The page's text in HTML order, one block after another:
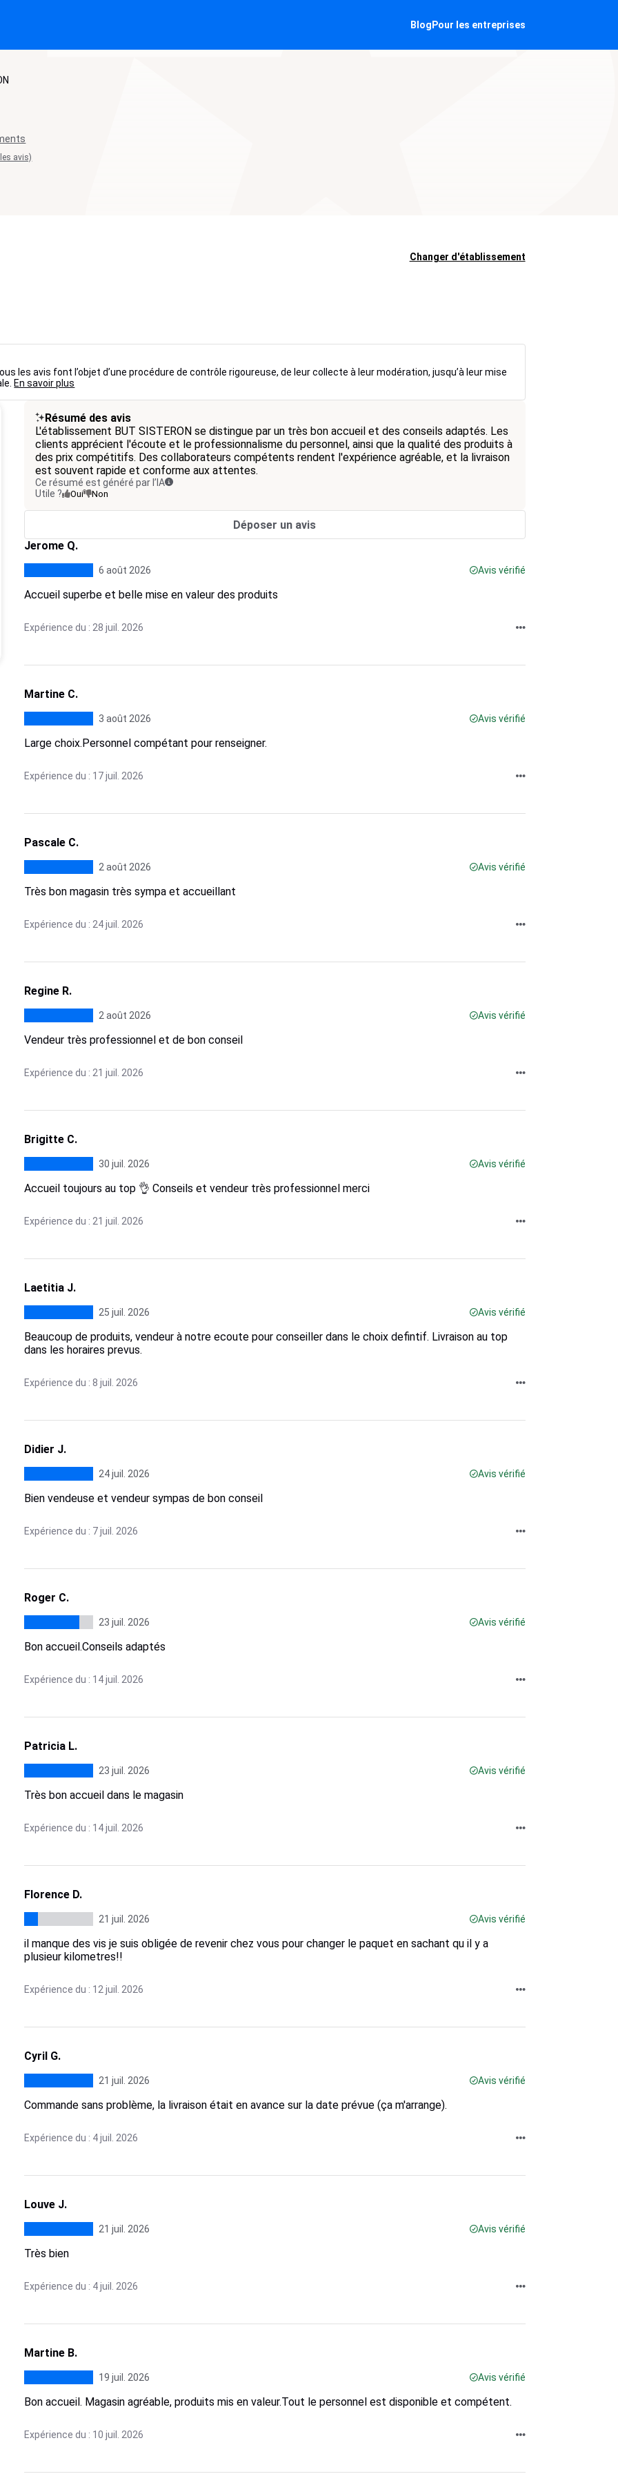
Blog Pour les entreprises
avis)
Changer d'établissement
les avis font l’objet d’une procédure de contrôle rigoureuse, de leur collecte à leur modération, jusqu’à leur mise
En savoir plus
Résumé des avis
L'établissement BUT SISTERON se distingue par un très bon accueil et des conseils adaptés. Les
clients apprécient l'écoute et le professionnalisme du personnel, ainsi que la qualité des produits à
des prix compétitifs. Des collaborateurs compétents rendent l'expérience agréable, et la livraison
est souvent rapide et conforme aux attentes.
Ce résumé est généré par l’IA
Utile ?
Oui Non
Déposer un avis
Jerome Q.
6 août 2026 Avis vérifié
Accueil superbe et belle mise en valeur des produits
Expérience du : 28 juil. 2026
Martine C.
3 août 2026 Avis vérifié
Large choix.Personnel compétant pour renseigner.
Expérience du : 17 juil. 2026
Pascale C.
2 août 2026 Avis vérifié
Très bon magasin très sympa et accueillant
Expérience du : 24 juil. 2026
Regine R.
2 août 2026 Avis vérifié
Vendeur très professionnel et de bon conseil
Expérience du : 21 juil. 2026
Brigitte C.
30 juil. 2026 Avis vérifié
Accueil toujours au top 👌 Conseils et vendeur très professionnel merci
Expérience du : 21 juil. 2026
Laetitia J.
25 juil. 2026 Avis vérifié
Beaucoup de produits, vendeur à notre ecoute pour conseiller dans le choix defintif. Livraison au top
dans les horaires prevus.
Expérience du : 8 juil. 2026
Didier J.
24 juil. 2026 Avis vérifié
Bien vendeuse et vendeur sympas de bon conseil
Expérience du : 7 juil. 2026
Roger C.
23 juil. 2026 Avis vérifié
Bon accueil.Conseils adaptés
Expérience du : 14 juil. 2026
Patricia L.
23 juil. 2026 Avis vérifié
Très bon accueil dans le magasin
Expérience du : 14 juil. 2026
Florence D.
21 juil. 2026 Avis vérifié
il manque des vis je suis obligée de revenir chez vous pour changer le paquet en sachant qu il y a
plusieur kilometres!!
Expérience du : 12 juil. 2026
Cyril G.
21 juil. 2026 Avis vérifié
Commande sans problème, la livraison était en avance sur la date prévue (ça m'arrange).
Expérience du : 4 juil. 2026
Louve J.
21 juil. 2026 Avis vérifié
Très bien
Expérience du : 4 juil. 2026
Martine B.
19 juil. 2026 Avis vérifié
Bon accueil. Magasin agréable, produits mis en valeur.Tout le personnel est disponible et compétent.
Expérience du : 10 juil. 2026